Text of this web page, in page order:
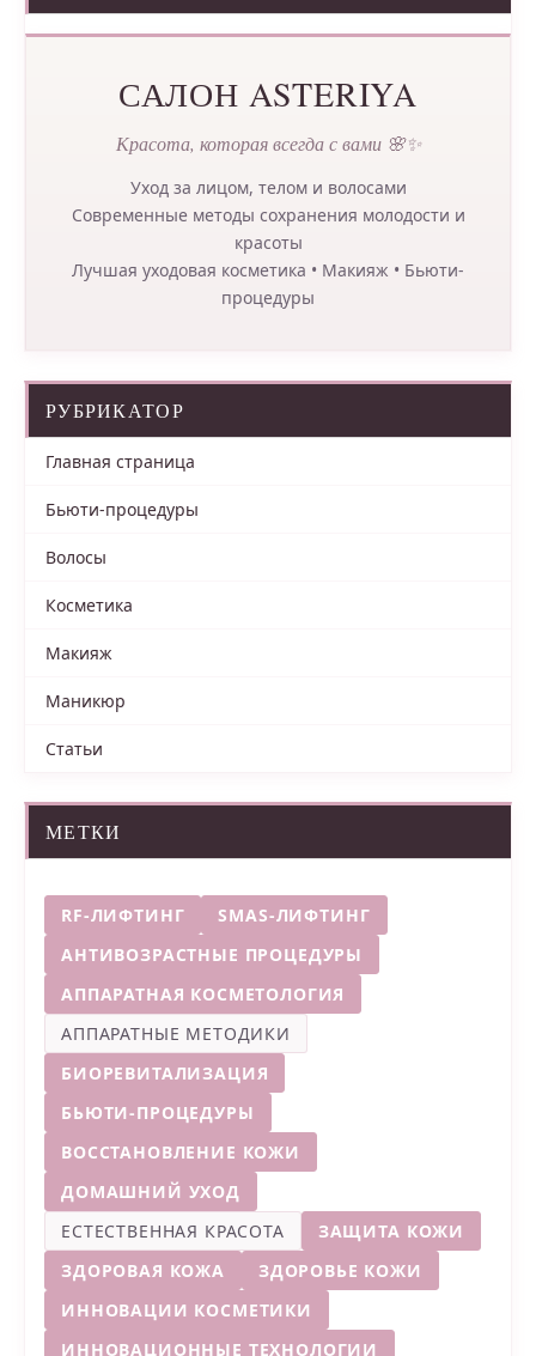
САЛОН ASTERIYA
Красота, которая всегда с вами 🌸✨
Уход за лицом, телом и волосами
Современные методы сохранения молодости и
красоты
Лучшая уходовая косметика • Макияж • Бьюти-
процедуры
РУБРИКАТОР
Главная страница
Бьюти-процедуры
Волосы
Косметика
Макияж
Маникюр
Статьи
МЕТКИ
RF-ЛИФТИНГ
SMAS-ЛИФТИНГ
АНТИВОЗРАСТНЫЕ ПРОЦЕДУРЫ
АППАРАТНАЯ КОСМЕТОЛОГИЯ
АППАРАТНЫЕ МЕТОДИКИ
БИОРЕВИТАЛИЗАЦИЯ
БЬЮТИ-ПРОЦЕДУРЫ
ВОССТАНОВЛЕНИЕ КОЖИ
ДОМАШНИЙ УХОД
ЕСТЕСТВЕННАЯ КРАСОТА
ЗАЩИТА КОЖИ
ЗДОРОВАЯ КОЖА
ЗДОРОВЬЕ КОЖИ
ИННОВАЦИИ КОСМЕТИКИ
ИННОВАЦИОННЫЕ ТЕХНОЛОГИИ